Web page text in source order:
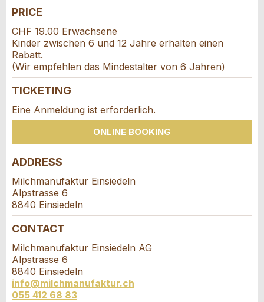
Nachricht
* Entry required
For reasons of quality assurance a copy of this
email will be sent to guidle
WRITE MESSAGE
RECOMMEND THE AD
Close
First name / Last name *:
Company / organisation:
Additional address line:
Street and no. *:
ZIP / City *:
Phone *:
PRICE
CHF 19.00 Erwachsene
Kinder zwischen 6 und 12 Jahre erhalten einen
Rabatt.
(Wir empfehlen das Mindestalter von 6 Jahren)
TICKETING
Eine Anmeldung ist erforderlich.
ONLINE BOOKING
ADDRESS
Milchmanufaktur Einsiedeln
Alpstrasse 6
8840 Einsiedeln
CONTACT
Milchmanufaktur Einsiedeln AG
Alpstrasse 6
8840 Einsiedeln
info@milchmanufaktur.ch
055 412 68 83